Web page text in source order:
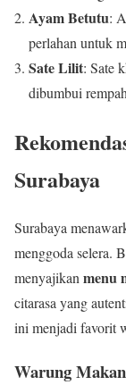
Ayam Betutu:
perlahan untuk
Sate Lilit: Sate
dibumbui
Surabaya
Surabaya
menggoda selera.
menyajikanmenu
citarasa yang
ini menjadi favorit
Warung